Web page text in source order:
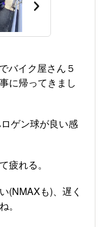
バイク屋さん５
に帰ってきまし
ゲン球が良い感
疲れる。
(NMAXも)、遅く
。